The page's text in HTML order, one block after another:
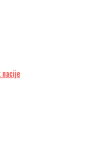
nacije